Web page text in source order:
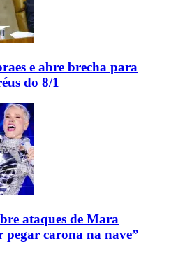
e abre brecha para
do 8/1
ataques de Mara
carona na nave”